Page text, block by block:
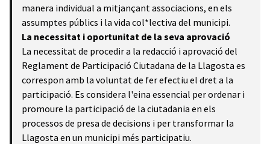
manera individual a mitjançant associacions, en els
assumptes públics i la vida col*lectiva del municipi.
La necessitat i oportunitat de la seva aprovació
La necessitat de procedir a la redacció i aprovació del
Reglament de Participació Ciutadana de la Llagosta es
correspon amb la voluntat de fer efectiu el dret a la
participació. Es considera l'eina essencial per ordenar i
promoure la participació de la ciutadania en els
processos de presa de decisions i per transformar la
Llagosta en un municipi més participatiu.